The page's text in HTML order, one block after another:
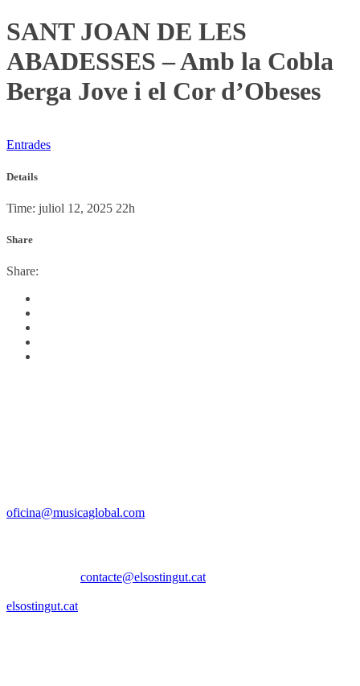
SANT JOAN DE LES
ABADESSES – Amb la Cobla
Berga Jove i el Cor d’Obeses
Entrades
Details
Time: juliol 12, 2025 22h
Share
Share:
oficina@musicaglobal.com
contacte@elsostingut.cat
elsostingut.cat